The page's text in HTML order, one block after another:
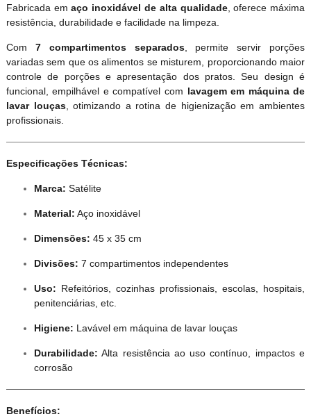
Fabricada emaço inoxidável de alta qualidade, oferece máxima
resistência, durabilidade e facilidade na limpeza.
Com 7 compartimentos separados, permite servir porções
variadas sem que os alimentos se misturem, proporcionando maior
controle de porções e apresentação dos pratos. Seu design é
funcional, empilhável e compatível com lavagem em máquina de
lavar louças, otimizando a rotina de higienização em ambientes
profissionais.
Especificações Técnicas:
Marca: Satélite
Material: Aço inoxidável
Dimensões: 45 x 35 cm
Divisões: 7 compartimentos independentes
Uso: Refeitórios, cozinhas profissionais, escolas, hospitais,
penitenciárias, etc.
Higiene: Lavável em máquina de lavar louças
Durabilidade: Alta resistência ao uso contínuo, impactos e
corrosão
Benefícios: